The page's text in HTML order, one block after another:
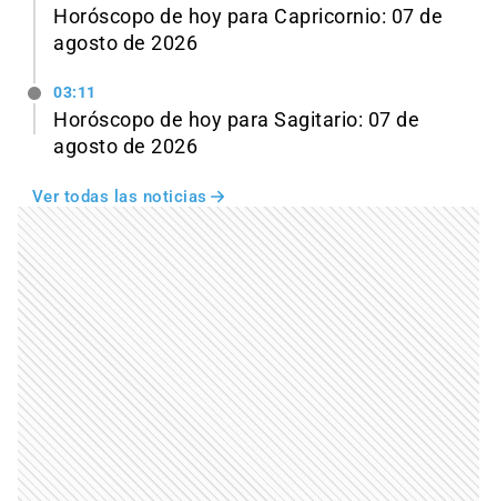
Horóscopo de hoy para Capricornio: 07 de
agosto de 2026
03:11
Horóscopo de hoy para Sagitario: 07 de
agosto de 2026
Ver todas las noticias